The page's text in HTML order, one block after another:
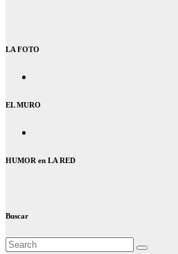
LA FOTO
EL MURO
HUMOR en LA RED
Buscar